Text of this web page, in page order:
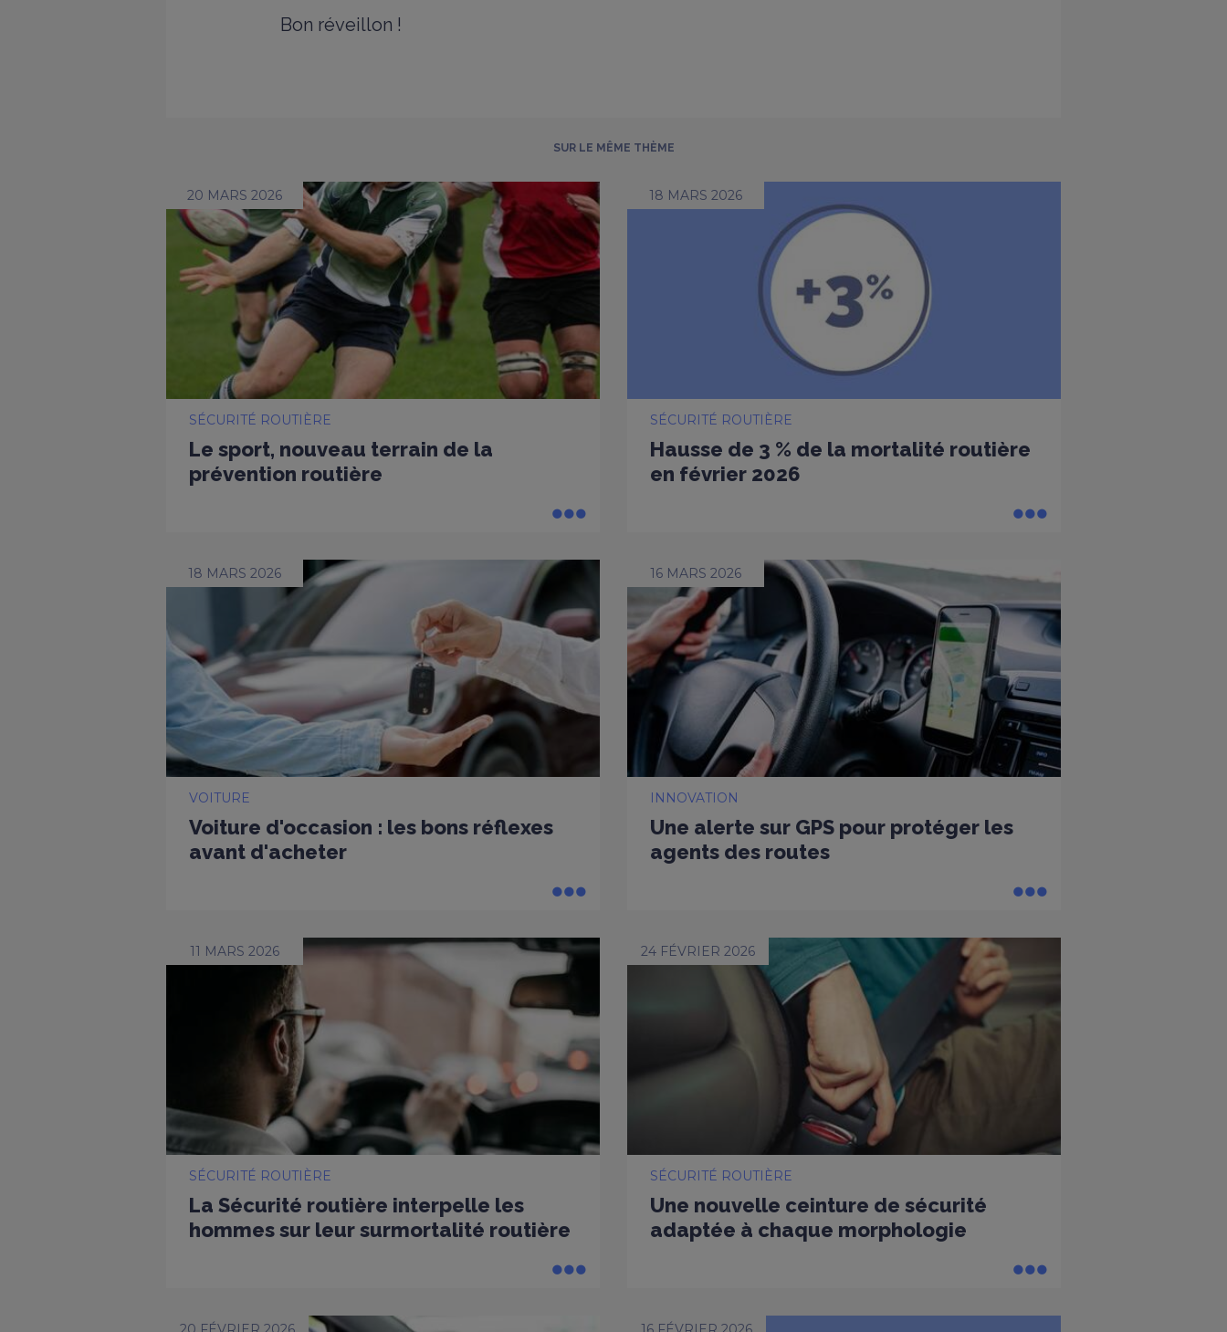
Bon réveillon !
SUR LE MÊME THÈME
20 MARS 2026
SÉCURITÉ ROUTIÈRE
Le sport, nouveau terrain de la
prévention routière
18 MARS 2026
VOITURE
Voiture d'occasion : les bons réflexes
avant d'acheter
11 MARS 2026
SÉCURITÉ ROUTIÈRE
La Sécurité routière interpelle les
hommes sur leur surmortalité routière
18 MARS 2026
SÉCURITÉ ROUTIÈRE
Hausse de 3 % de la mortalité routière
en février 2026
16 MARS 2026
INNOVATION
Une alerte sur GPS pour protéger les
agents des routes
24 FÉVRIER 2026
SÉCURITÉ ROUTIÈRE
Une nouvelle ceinture de sécurité
adaptée à chaque morphologie